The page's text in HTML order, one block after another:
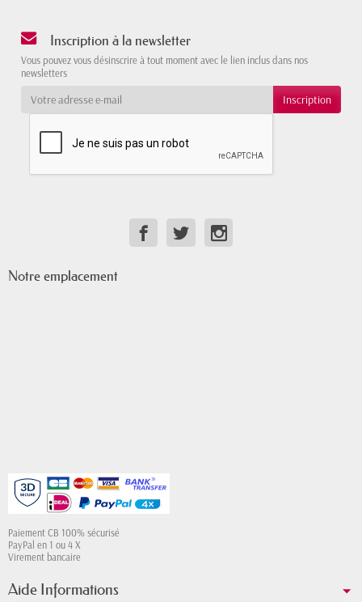
Inscription à la newsletter
Vous pouvez vous désinscrire à tout moment avec le lien inclus dans nos
newsletters
Notre emplacement
Paiement CB 100% sécurisé
PayPal en 1 ou 4 X
Virement bancaire
Aide Informations